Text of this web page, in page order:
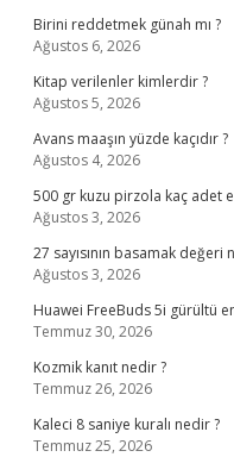
Birini reddetmek günah mı ?
Ağustos 6, 2026
Kitap verilenler kimlerdir ?
Ağustos 5, 2026
Avans maaşın yüzde kaçıdır ?
Ağustos 4, 2026
500 gr kuzu pirzola kaç adet
Ağustos 3, 2026
27 sayısının basamak değeri
Ağustos 3, 2026
Huawei FreeBuds 5i gürültü
Temmuz 30, 2026
Kozmik kanıt nedir ?
Temmuz 26, 2026
Kaleci 8 saniye kuralı nedir ?
Temmuz 25, 2026